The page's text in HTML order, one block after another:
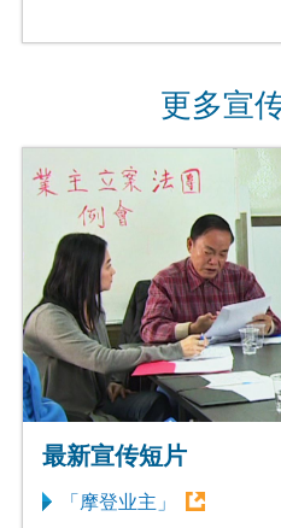
更多宣
最新宣传短片
「摩登业主」